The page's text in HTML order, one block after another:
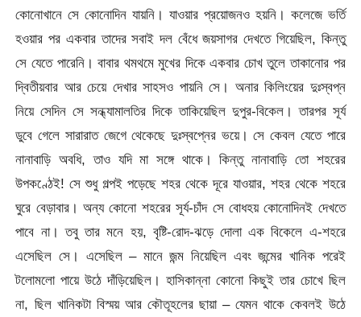
কোনোখানে সে কোনোদিন যায়নি। যাওয়ার প্রয়োজনও হয়নি। কলেজে ভর্তি
হওয়ার পর একবার তাদের সবাই দল বেঁধে জয়সাগর দেখতে গিয়েছিল, কিন্তু
সে যেতে পারেনি। বাবার থমথমে মুখের দিকে একবার চোখ তুলে তাকানোর পর
দ্বিতীয়বার আর চেয়ে দেখার সাহসও পায়নি সে। অনার কিলিংয়ের দুঃস্বপ্ন
নিয়ে সেদিন সে সন্ধ্যামালতির দিকে তাকিয়েছিল দুপুর-বিকেল। তারপর সূর্য
ডুবে গেলে সারারাত জেগে থেকেছে দুঃস্বপ্নের ভয়ে। সে কেবল যেতে পারে
নানাবাড়ি অবধি, তাও যদি মা সঙ্গে থাকে। কিন্তু নানাবাড়ি তো শহরের
উপকণ্ঠেই! সে শুধু গল্পই পড়েছে শহর থেকে দূরে যাওয়ার, শহর থেকে শহরে
ঘুরে বেড়াবার। অন্য কোনো শহরের সূর্য-চাঁদ সে বোধহয় কোনোদিনই দেখতে
পাবে না। তবু তার মনে হয়, বৃষ্টি-রোদ-ঝড়ে দোলা এক বিকেলে এ-শহরে
এসেছিল সে। এসেছিল – মানে জন্ম নিয়েছিল এবং জন্মের খানিক পরেই
টলোমলো পায়ে উঠে দাঁড়িয়েছিল। হাসিকান্না কোনো কিছুই তার চোখে ছিল
না, ছিল খানিকটা বিস্ময় আর কৌতূহলের ছায়া – যেমন থাকে কেবলই উঠে